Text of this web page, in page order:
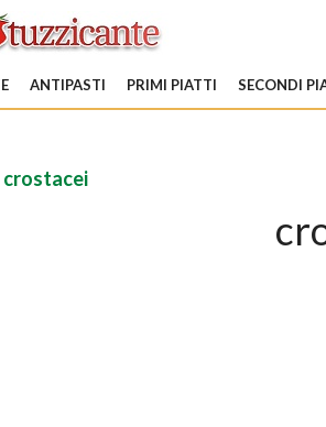
ANTIPASTI PRIMI PIATTI SECONDI
crostacei